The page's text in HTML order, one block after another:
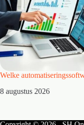
Welke
8 augustus 2026